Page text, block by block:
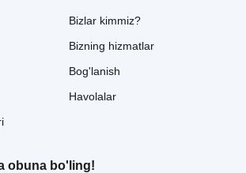
Bizlar kimmiz?
Bizning hizmatlar
Bog'lanish
Havolalar
obuna bo'ling!